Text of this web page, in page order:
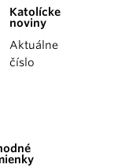
Katolícke
noviny
Aktuálne
číslo